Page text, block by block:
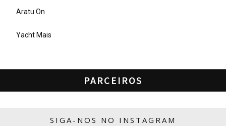
Aratu On
Yacht Mais
PARCEIROS
SIGA-NOS NO INSTAGRAM